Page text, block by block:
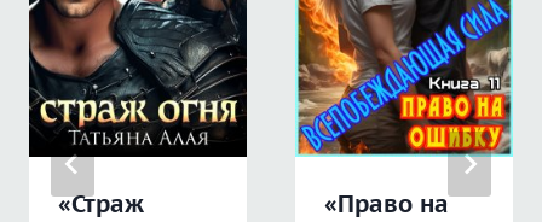
«Страж
«Право на